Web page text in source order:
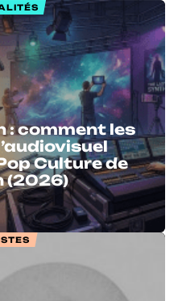
: comment les
Culture de
(2026)